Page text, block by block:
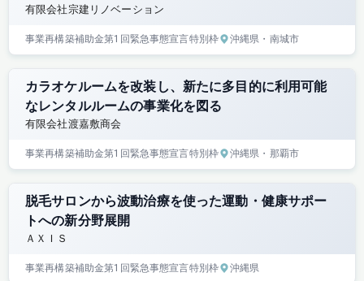
有限会社宗建リノベーション
事業再構築補助金第1回緊急事態宣言特別枠 沖縄県 ・南城市
カラオケルームを改装し、新たに多目的に利用可能
なレンタルルームの事業化を図る
有限会社渡嘉敷商会
事業再構築補助金第1回緊急事態宣言特別枠 沖縄県 ・那覇市
脱毛サロンから波動治療を使った運動・健康サポー
トへの新分野展開
ＡＸＩＳ
事業再構築補助金第1回緊急事態宣言特別枠 沖縄県